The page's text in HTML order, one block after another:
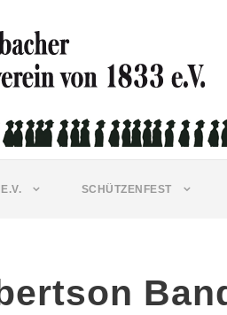
SCHÜTZENFEST